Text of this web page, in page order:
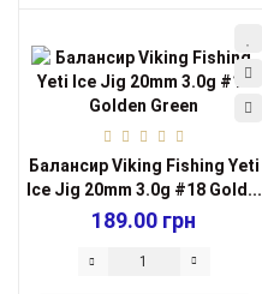
Балансир Viking Fishing Yeti
Ice Jig 20mm 3.0g #18 Gold...
189.00 грн